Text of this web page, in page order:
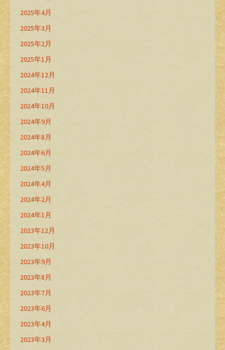
2025年4月
2025年3月
2025年2月
2025年1月
2024年12月
2024年11月
2024年10月
2024年9月
2024年8月
2024年6月
2024年5月
2024年4月
2024年2月
2024年1月
2023年12月
2023年10月
2023年9月
2023年8月
2023年7月
2023年6月
2023年4月
2023年3月